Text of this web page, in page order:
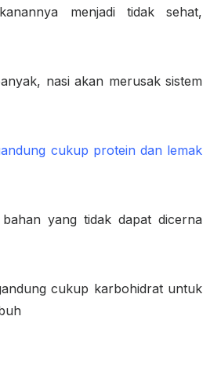
menjadi tidak sehat,
nasi akan merusak sistem
cukup protein dan lemak
yang tidak dapat dicerna
cukup karbohidrat untuk